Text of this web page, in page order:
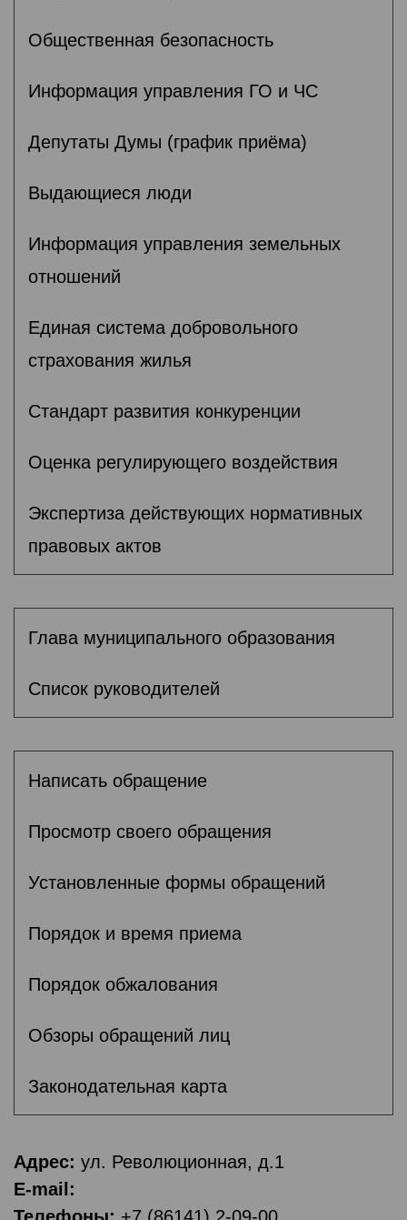
Общественная безопасность
Информация управления ГО и ЧС
Депутаты Думы (график приёма)
Выдающиеся люди
Информация управления земельных
отношений
Единая система добровольного
страхования жилья
Стандарт развития конкуренции
Оценка регулирующего воздействия
Экспертиза действующих нормативных
правовых актов
Глава муниципального образования
Список руководителей
Написать обращение
Просмотр своего обращения
Установленные формы обращений
Порядок и время приема
Порядок обжалования
Обзоры обращений лиц
Законодательная карта
Адрес: ул. Революционная, д.1
E-mail: